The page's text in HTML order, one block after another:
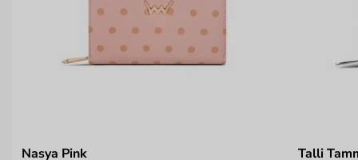
Nasya Pink Talli